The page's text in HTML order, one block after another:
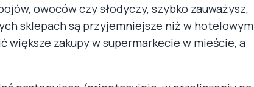
owoców czy słodyczy, szybko zauważysz,
sklepach są przyjemniejsze niż w hotelowym
większe zakupy w supermarkecie w mieście, a